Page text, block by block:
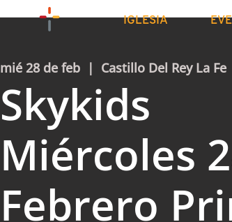
IGLESIA
mié 28 de feb
  |
Castillo Del Rey La Fe
Skykids
Miércoles
Febrero